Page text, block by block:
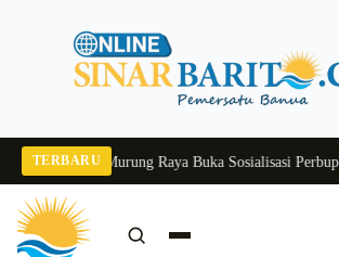
TERBARU
Pj Sekda Murung Raya Buka Sosialisasi Perbup